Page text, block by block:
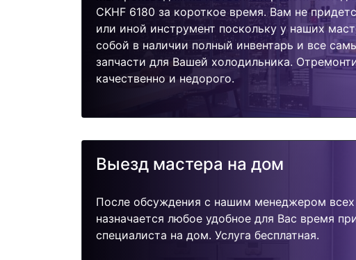
CKHF 6180 за короткое время. Вам не
или иной инструмент поскольку у наших
собой в наличии полный инвентарь и все
запчасти для Вашей холодильника.
качественно и недорого.
Выезд мастера на дом
После обсуждения с нашим менеджером
назначается любое удобное для Вас время
специалиста на дом. Услуга бесплатная.